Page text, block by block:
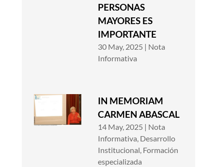
PERSONAS
MAYORES ES
IMPORTANTE
30 May, 2025 | Nota
Informativa
IN MEMORIAM
CARMEN ABASCAL
14 May, 2025 | Nota
Informativa, Desarrollo
Institucional, Formación
especializada